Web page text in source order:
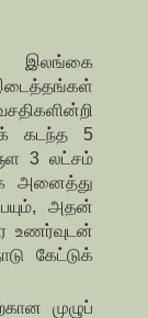
இலங்கை
கடந்த 5
3 லட்சம்
அனைத்து
அதன்
உணர்வுடன்
கேட்டுக்
முழுப்